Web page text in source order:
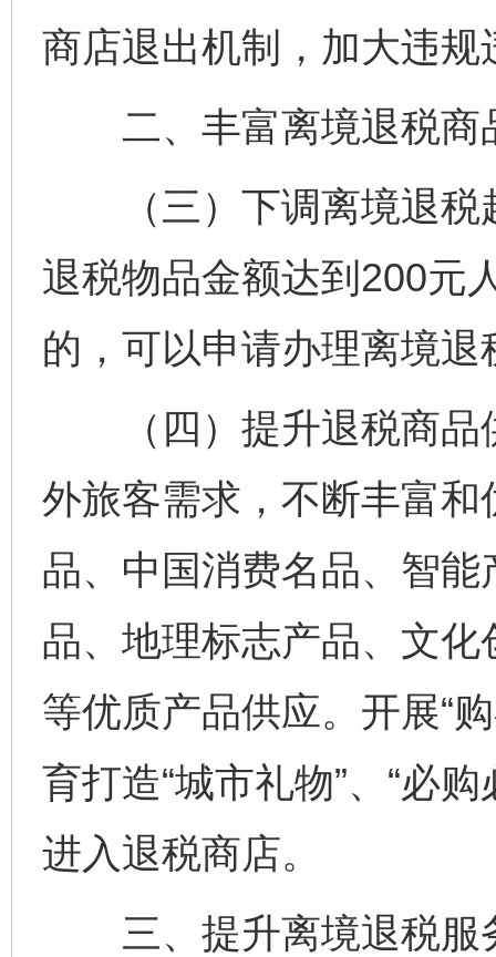
商店退出机制，加大违
二、丰富离境退税商
（三）下调离境退税
退税物品金额达到200元
的，可以申请办理离境退
（四）提升退税商品
外旅客需求，不断丰富
品、中国消费名品、智
品、地理标志产品、文
等优质产品供应。开展“
育打造“城市礼物”、“必
进入退税商店。
三、提升离境退税服